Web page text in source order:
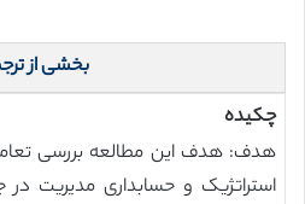
بخشی از
چکیده
هدف: هدف این مطالعه بررسی
استراتژیک و حسابداری مدیریت